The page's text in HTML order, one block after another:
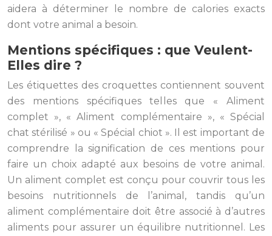
aidera à déterminer le nombre de calories exacts
dont votre animal a besoin.
Mentions spécifiques : que Veulent-
Elles dire ?
Les étiquettes des croquettes contiennent souvent
des mentions spécifiques telles que « Aliment
complet », « Aliment complémentaire », « Spécial
chat stérilisé » ou « Spécial chiot ». Il est important de
comprendre la signification de ces mentions pour
faire un choix adapté aux besoins de votre animal.
Un aliment complet est conçu pour couvrir tous les
besoins nutritionnels de l’animal, tandis qu’un
aliment complémentaire doit être associé à d’autres
aliments pour assurer un équilibre nutritionnel. Les